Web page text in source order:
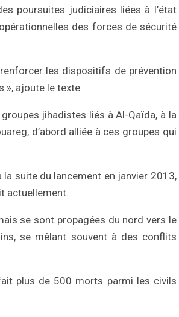
poursuites judiciaires liées à l’état
des forces de sécurité
les dispositifs de prévention
», ajoute le texte.
jihadistes liés à Al-Qaïda, à la
d’abord alliée à ces groupes qui
suite du lancement en janvier 2013,
actuellement.
se sont propagées du nord vers le
se mêlant souvent à des conflits
plus de 500 morts parmi les civils